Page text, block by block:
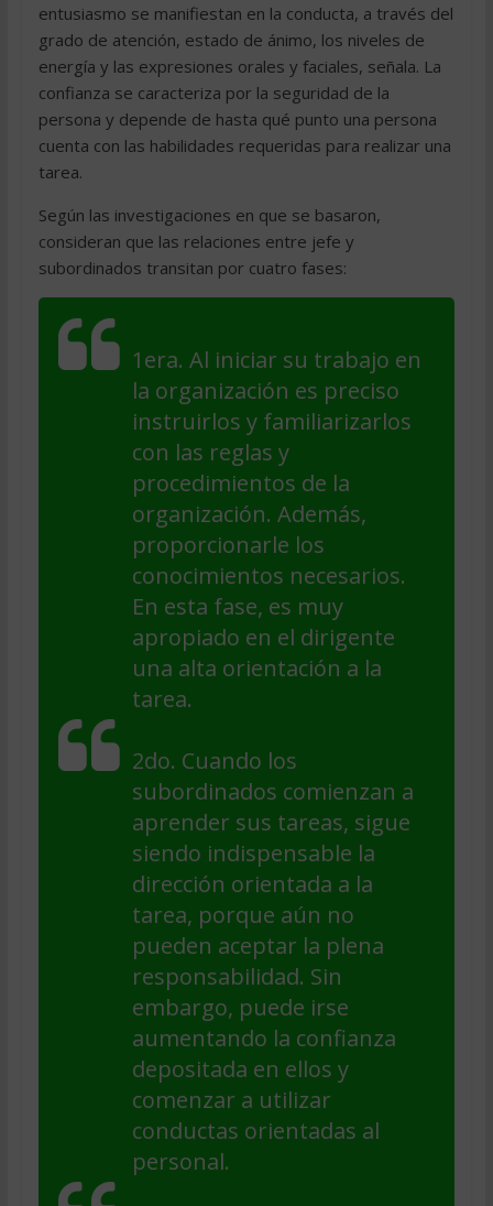
entusiasmo se manifiestan en la conducta, a través del
grado de atención, estado de ánimo, los niveles de
energía y las expresiones orales y faciales, señala. La
confianza se caracteriza por la seguridad de la
persona y depende de hasta qué punto una persona
cuenta con las habilidades requeridas para realizar una
tarea.
Según las investigaciones en que se basaron,
consideran que las relaciones entre jefe y
subordinados transitan por cuatro fases:
1era. Al iniciar su trabajo en
la organización es preciso
instruirlos y familiarizarlos
con las reglas y
procedimientos de la
organización. Además,
proporcionarle los
conocimientos necesarios.
En esta fase, es muy
apropiado en el dirigente
una alta orientación a la
tarea.
2do. Cuando los
subordinados comienzan a
aprender sus tareas, sigue
siendo indispensable la
dirección orientada a la
tarea, porque aún no
pueden aceptar la plena
responsabilidad. Sin
embargo, puede irse
aumentando la confianza
depositada en ellos y
comenzar a utilizar
conductas orientadas al
personal.